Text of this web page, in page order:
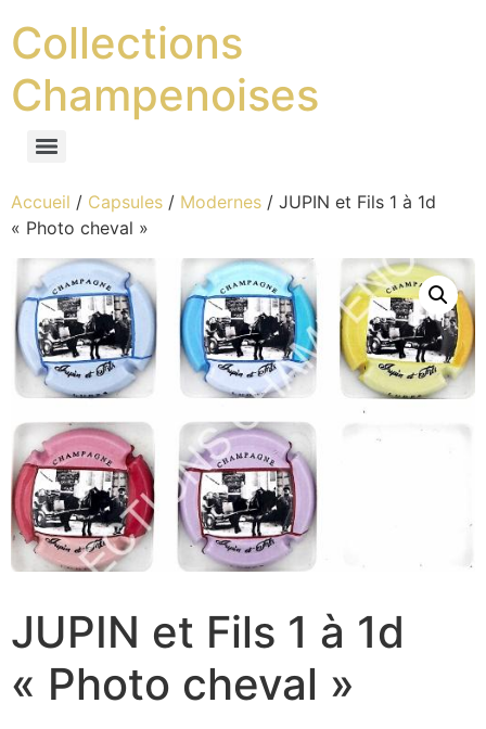
Collections
Champenoises
Accueil / Capsules / Modernes / JUPIN et Fils 1 à 1d
« Photo cheval »
JUPIN et Fils 1 à 1d
« Photo cheval »